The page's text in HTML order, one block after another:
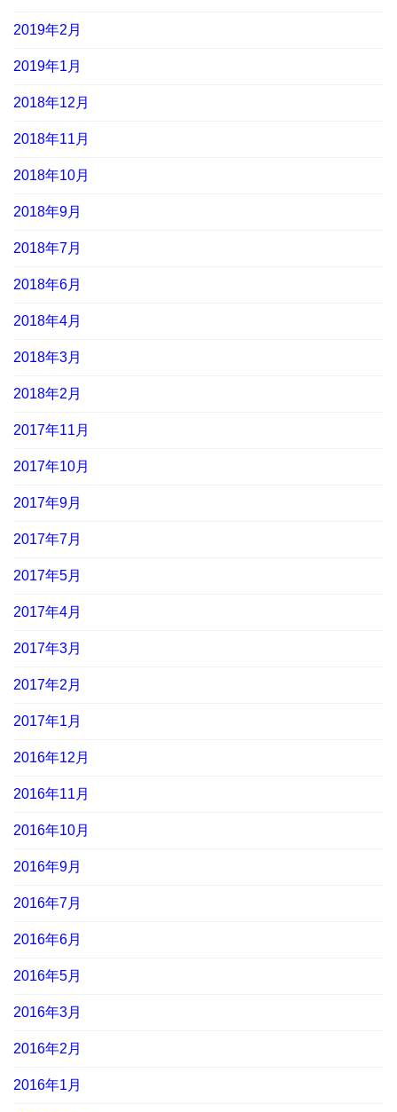
2019年2月
2019年1月
2018年12月
2018年11月
2018年10月
2018年9月
2018年7月
2018年6月
2018年4月
2018年3月
2018年2月
2017年11月
2017年10月
2017年9月
2017年7月
2017年5月
2017年4月
2017年3月
2017年2月
2017年1月
2016年12月
2016年11月
2016年10月
2016年9月
2016年7月
2016年6月
2016年5月
2016年3月
2016年2月
2016年1月